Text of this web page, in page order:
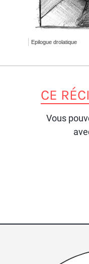
Epilogue drolatique
CE
Vous